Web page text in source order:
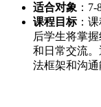
适合对象 ：
课程目标：
后学生将掌
和日常交流
法框架和沟通